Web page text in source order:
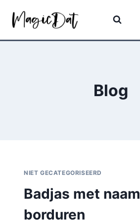
Blog
NIET GECATEGORISEERD
Badjas met naam
borduren